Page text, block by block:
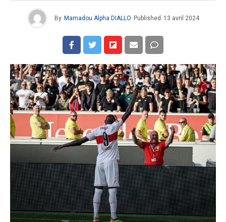
By Mamadou Alpha DIALLO Published 13 avril 2024